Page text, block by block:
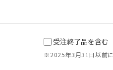
受注終了品を含む
※2025年3月31日以前に